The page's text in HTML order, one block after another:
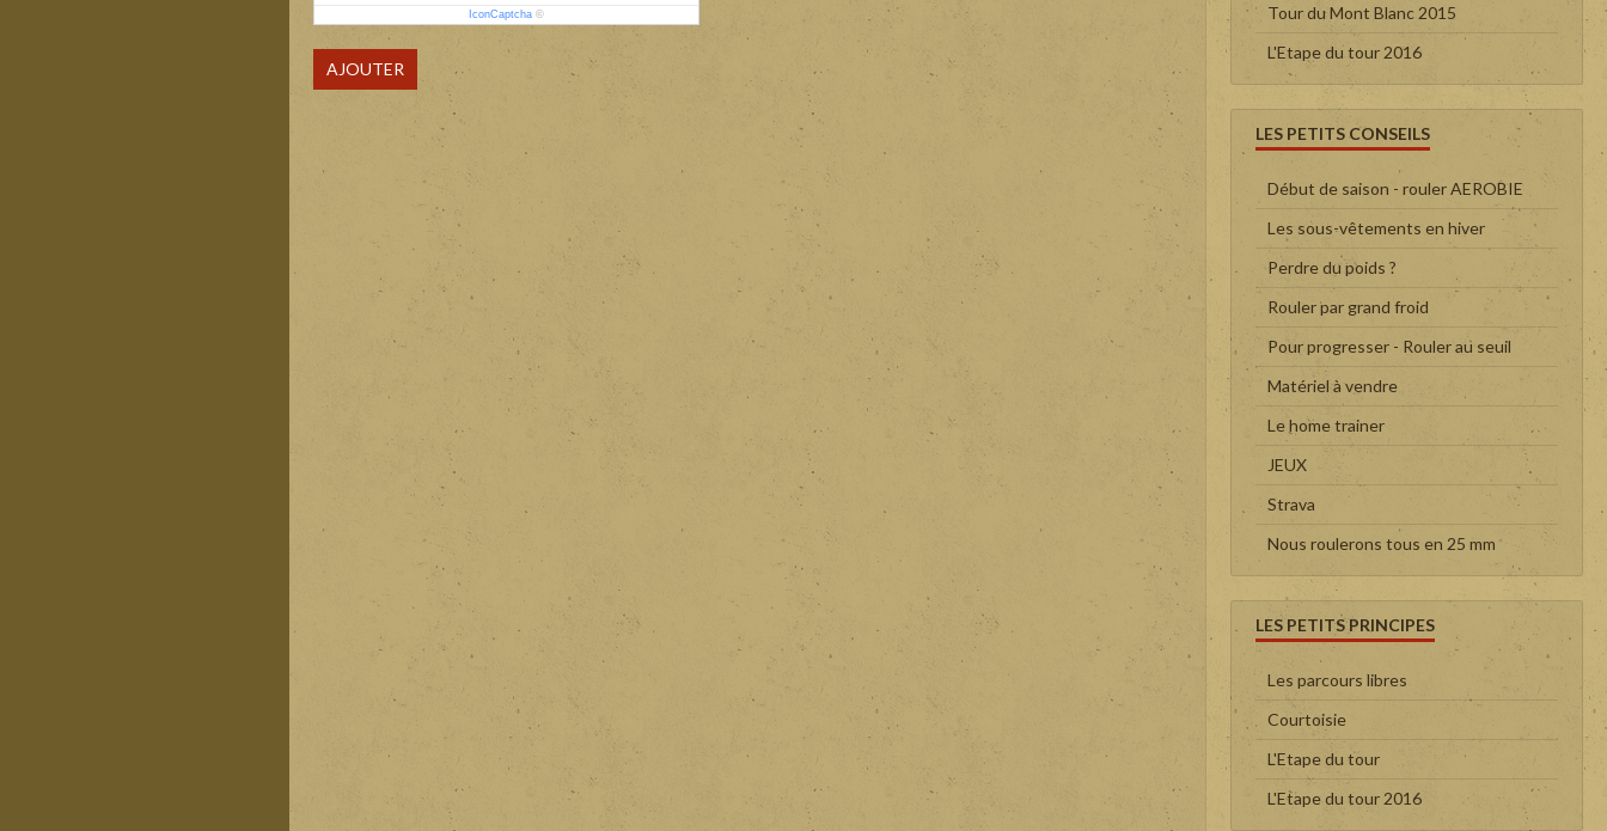
IconCaptcha©
AJOUTER
Tour du Mont Blanc 2015
L'Etape du tour 2016
LES PETITS CONSEILS
Début de saison - rouler AEROBIE
Les sous-vêtements en hiver
Perdre du poids ?
Rouler par grand froid
Pour progresser - Rouler au seuil
Matériel à vendre
Le home trainer
JEUX
Strava
Nous roulerons tous en 25 mm
LES PETITS PRINCIPES
Les parcours libres
Courtoisie
L'Etape du tour
L'Etape du tour 2016